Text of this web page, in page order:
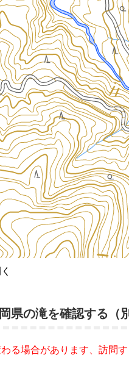
県の滝を確認する（
る場合があります、訪問